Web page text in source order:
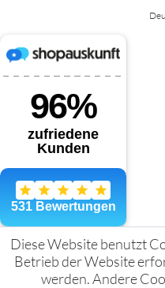
Diese Website benutzt
Betrieb der Website
werden. Andere